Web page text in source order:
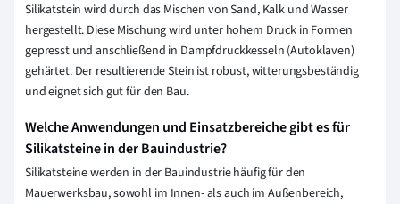
Silikatstein wird durch das Mischen von Sand, Kalk und Wasser
hergestellt. Diese Mischung wird unter hohem Druck in Formen
gepresst und anschließend in Dampfdruckkesseln (Autoklaven)
gehärtet. Der resultierende Stein ist robust, witterungsbeständig
und eignet sich gut für den Bau.
Welche Anwendungen und Einsatzbereiche gibt es für
Silikatsteine in der Bauindustrie?
Silikatsteine werden in der Bauindustrie häufig für den
Mauerwerksbau, sowohl im Innen- als auch im Außenbereich,